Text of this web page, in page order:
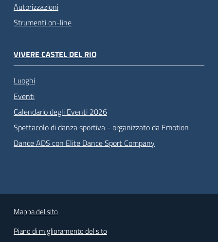
Autorizzazioni
Strumenti on-line
VIVERE CASTEL DEL RIO
Luoghi
Eventi
Calendario degli Eventi 2026
Spettacolo di danza sportiva - organizzato da Emotion
Dance ADS con Elite Dance Sport Company
Mappa del sito
Piano di miglioramento del sito